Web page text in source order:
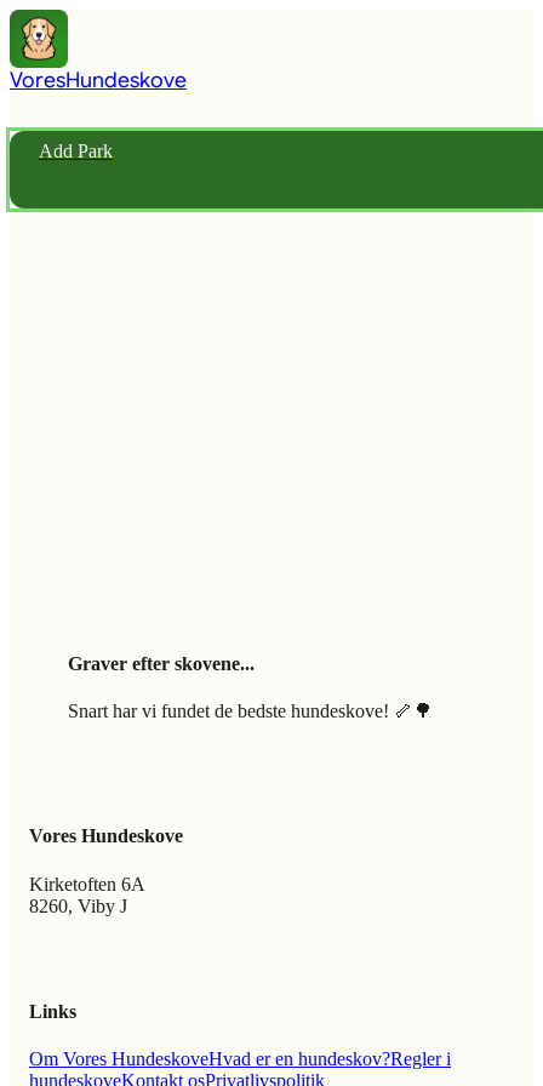
VoresHundeskove
Add Park
Graver efter skovene...
Snart har vi fundet de bedste hundeskove! 🦴🌳
Vores Hundeskove
Kirketoften 6A
8260, Viby J
Links
Om Vores HundeskoveHvad er en hundeskov?Regler i
hundeskoveKontakt osPrivatlivspolitik